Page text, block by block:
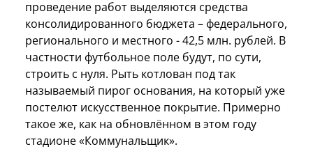
проведение работ выделяются средства
консолидированного бюджета – федерального,
регионального и местного - 42,5 млн. рублей. В
частности футбольное поле будут, по сути,
строить с нуля. Рыть котлован под так
называемый пирог основания, на который уже
постелют искусственное покрытие. Примерно
такое же, как на обновлённом в этом году
стадионе «Коммунальщик».